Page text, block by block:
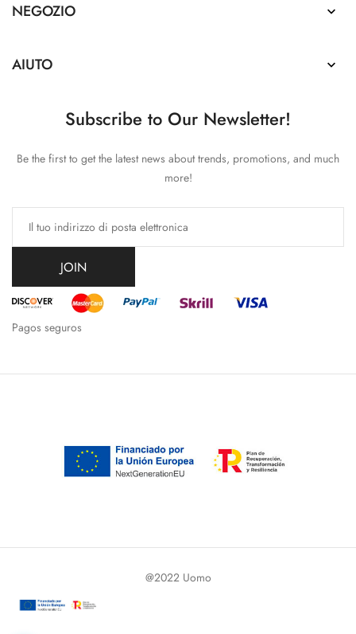
NEGOZIO 
AIUTO 
Subscribe to Our Newsletter!
Be the first to get the latest news about trends, promotions, and much
more!
JOIN
Pagos seguros
@2022 Uomo